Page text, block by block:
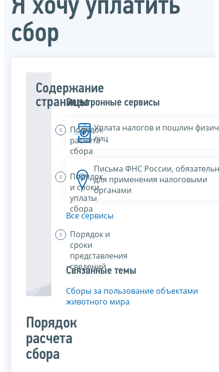
Я хочу уплатить
сбор
Содержание
страницы
Порядок
расчета
сбора
Порядок
и сроки
уплаты
сбора
Порядок и
сроки
представления
сведений
Порядок
расчета
сбора
Электронные сервисы
Уплата налогов и пошлин
лиц
Письма ФНС России,
для применения налоговыми
органами
Все сервисы
Связанные темы
Сборы за пользование объектами
животного мира